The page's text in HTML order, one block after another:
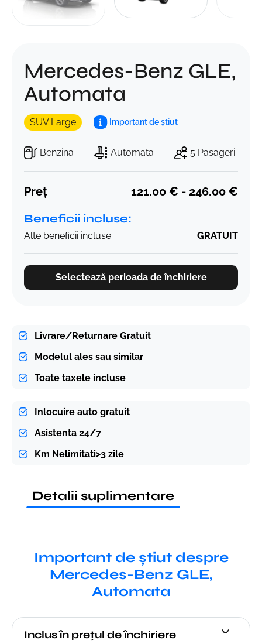
Mercedes-Benz GLE,
Automata
SUV Large Important de știut
Benzina Automata 5 Pasageri
Preț 121.00 € - 246.00 €
Beneficii incluse:
Alte beneficii incluse GRATUIT
Selectează perioada de închiriere
Livrare/Returnare Gratuit
Modelul ales sau similar
Toate taxele incluse
Inlocuire auto gratuit
Asistenta 24/7
Km Nelimitati>3 zile
Detalii suplimentare
Important de știut despre
Mercedes-Benz GLE,
Automata
Inclus în prețul de închiriere